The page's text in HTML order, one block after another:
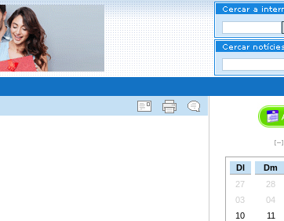
Dl Dm
27
28
03
04
10
11